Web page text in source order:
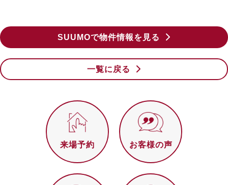
桜小学校・桜田中学校
SUUMOで物件情報を見る
一覧に戻る
来場予約 お客様の声